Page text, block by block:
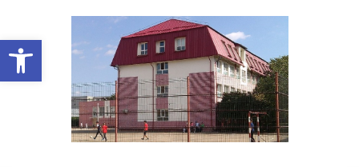
Deschide bara de unelte